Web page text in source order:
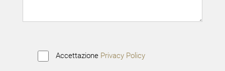
Accettazione Privacy Policy